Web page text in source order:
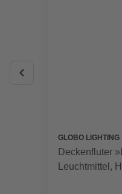
GLOBO LIGHTING
Deckenfluter
Leuchtmittel,